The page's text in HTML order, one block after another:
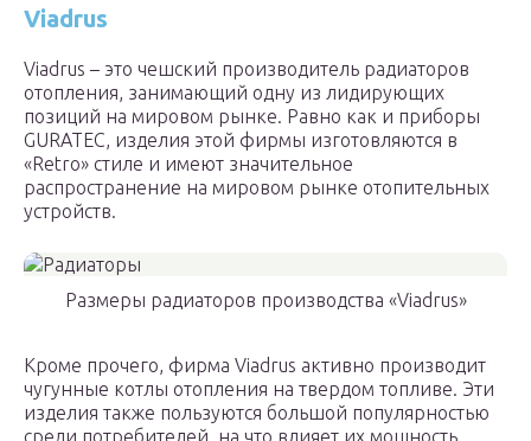
Viadrus
Viadrus – это чешский производитель радиаторов
отопления, занимающий одну из лидирующих
позиций на мировом рынке. Равно как и приборы
GURATEC, изделия этой фирмы изготовляются в
«Retro» стиле и имеют значительное
распространение на мировом рынке отопительных
устройств.
Размеры радиаторов производства «Viadrus»
Кроме прочего, фирма Viadrus активно производит
чугунные котлы отопления на твердом топливе. Эти
изделия также пользуются большой популярностью
среди потребителей, на что влияет их мощность.